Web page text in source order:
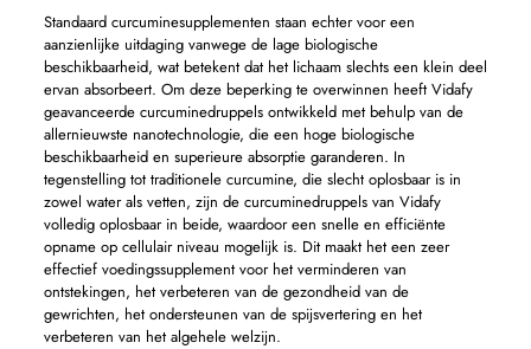
Standaard curcuminesupplementen staan ​​echter voor een
aanzienlijke uitdaging vanwege de lage biologische
beschikbaarheid, wat betekent dat het lichaam slechts een klein deel
ervan absorbeert. Om deze beperking te overwinnen heeft Vidafy
geavanceerde curcuminedruppels ontwikkeld met behulp van de
allernieuwste nanotechnologie, die een hoge biologische
beschikbaarheid en superieure absorptie garanderen. In
tegenstelling tot traditionele curcumine, die slecht oplosbaar is in
zowel water als vetten, zijn de curcuminedruppels van Vidafy
volledig oplosbaar in beide, waardoor een snelle en efficiënte
opname op cellulair niveau mogelijk is. Dit maakt het een zeer
effectief voedingssupplement voor het verminderen van
ontstekingen, het verbeteren van de gezondheid van de
gewrichten, het ondersteunen van de spijsvertering en het
verbeteren van het algehele welzijn.